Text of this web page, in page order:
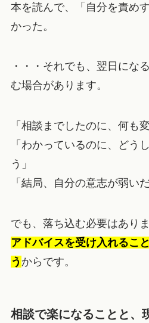
本を読んで、「自分を責め
かった。
・・・それでも、翌日にな
む場合があります。
「相談までしたのに、何も
「わかっているのに、どう
う」
「結局、自分の意志が弱い
でも、落ち込む必要はありま
アドバイスを受け入れるこ
う からです。
相談で楽になることと、